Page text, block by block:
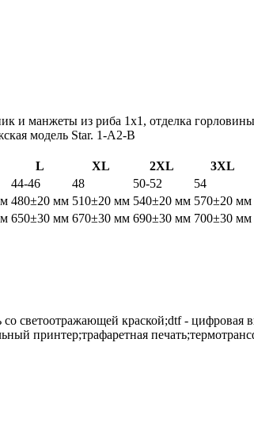
манжеты из риба 1х1, отделка
модель Star. 1-A2-B
L XL 2XL
3XL
44-46 48 50-52
54
480±20 мм 510±20 мм 540±20 мм 570±20 мм
650±30 мм 670±30 мм 690±30 мм 700±30 мм
со светоотражающей краской;dtf - цифровая
принтер;трафаретная